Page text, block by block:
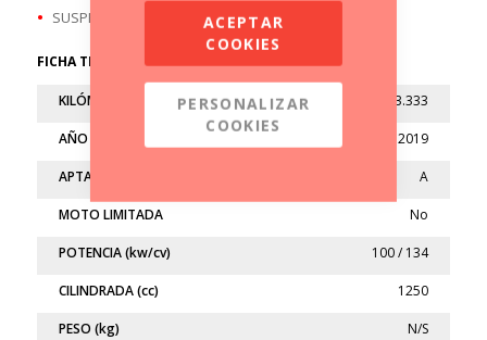
SUSPENSIÓN ELECTRÓNICA
FICHA TÉCNICA
KILÓMETROS 33.333
AÑO 2019
APTA A
MOTO LIMITADA No
POTENCIA (kw/cv) 100 / 134
CILINDRADA (cc) 1250
PESO (kg) N/S
ACEPTAR
COOKIES
PERSONALIZAR
COOKIES